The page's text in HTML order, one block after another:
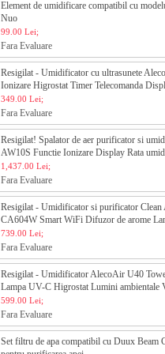
Element de umidificare compatibil cu
Nuo
99.00 Lei;
Fara Evaluare
Resigilat - Umidificator cu ultrasunete
Ionizare Higrostat Timer Telecomanda
349.00 Lei;
Fara Evaluare
Resigilat! Spalator de aer purificator si
AW10S Functie Ionizare Display Rata
Co
1,437.00 Lei;
Fara Evaluare
Resigilat - Umidificator si purificator Clean
CA604W Smart WiFi Difuzor de arome
Display Ti
739.00 Lei;
Fara Evaluare
Resigilat - Umidificator AlecoAir U40
Lampa UV-C Higrostat Lumini ambientale
Aromaterapie
599.00 Lei;
Fara Evaluare
Set filtru de apa compatibil cu Duux Beam